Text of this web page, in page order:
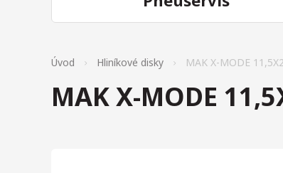
Úvod Hliníkové disky MAK X-MODE
MAK X-MODE